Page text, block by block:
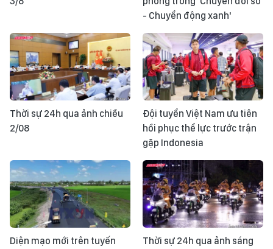
- Chuyển động xanh'
Thời sự 24h qua ảnh chiều
2/08
Đội tuyển Việt Nam ưu tiên
hồi phục thể lực trước trận
gặp Indonesia
Diện mạo mới trên tuyến
Thời sự 24h qua ảnh sáng